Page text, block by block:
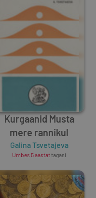
Kurgaanid Musta
mere rannikul
Galina Tsvetajeva
Umbes 5 aastattagasi